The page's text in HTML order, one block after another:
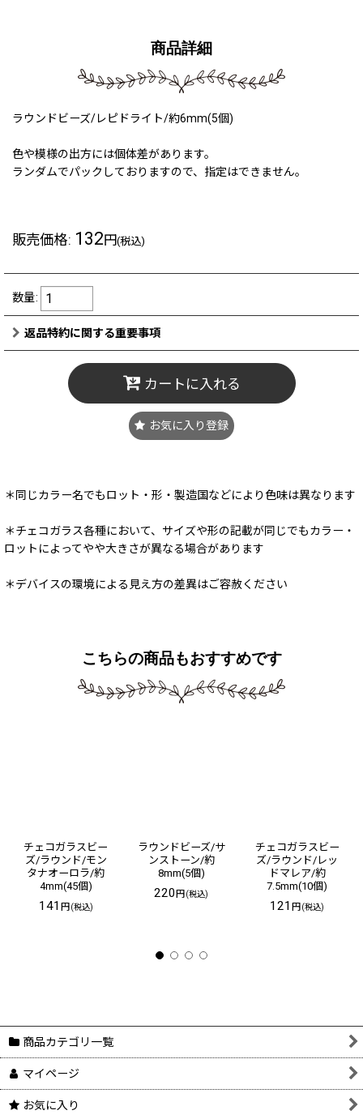
商品詳細
ラウンドビーズ/レピドライト/約6mm(5個)
色や模様の出方には個体差があります。
ランダムでパックしておりますので、指定はできません。
販売価格: 132円(税込)
数量:
返品特約に関する重要事項
カートに入れる
お気に入り登録
＊同じカラー名でもロット・形・製造国などにより色味は異なります
＊チェコガラス各種において、サイズや形の記載が同じでもカラー・
ロットによってやや大きさが異なる場合があります
＊デバイスの環境による見え方の差異はご容赦ください
こちらの商品もおすすめです
チェコガラスビー
ズ/ラウンド/モン
タナオーロラ/約
4mm(45個)
141 円(税込)
ラウンドビーズ/サ
ンストーン/約
8mm(5個)
220円(税込)
チェコガラスビー
ズ/ラウンド/レッ
ドマレア/約
7.5mm(10個)
121円(税込)
商品カテゴリ一覧
マイページ
お気に入り